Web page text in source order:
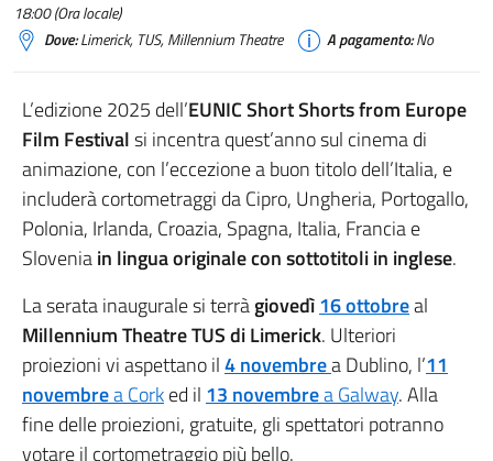
18:00 (Ora locale)
Dove:Limerick, TUS, Millennium Theatre A pagamento:No
L’edizione 2025 dell’EUNIC Short Shorts from Europe
Film Festivalsi incentra quest’anno sul cinema di
animazione, con l’eccezione a buon titolo dell’Italia, e
includerà cortometraggi da Cipro, Ungheria, Portogallo,
Polonia, Irlanda, Croazia, Spagna, Italia, Francia e
Sloveniain lingua originale con sottotitoli in inglese.
La serata inaugurale si terràgiovedì16 ottobreal
Millennium Theatre TUS di Limerick. Ulteriori
proiezioni vi aspettano il4 novembrea Dublino, l’11
novembrea Corked il 13 novembrea Galway. Alla
fine delle proiezioni, gratuite, gli spettatori potranno
votare il cortometraggio più bello.